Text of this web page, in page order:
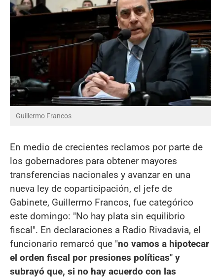
Guillermo Francos
En medio de crecientes reclamos por parte de
los gobernadores para obtener mayores
transferencias nacionales y avanzar en una
nueva ley de coparticipación, el jefe de
Gabinete, Guillermo Francos, fue categórico
este domingo: "No hay plata sin equilibrio
fiscal". En declaraciones a Radio Rivadavia, el
funcionario remarcó que "no vamos a hipotecar
el orden fiscal por presiones políticas" y
subrayó que, si no hay acuerdo con las